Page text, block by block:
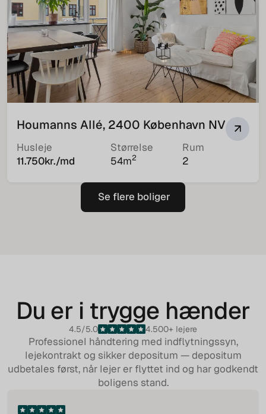
Houmanns Allé, 2400 København NV
Husleje
11.750kr./md
Størrelse
54m2
Rum
2
Se flere boliger
Se flere boliger
Du er i trygge hænder
4.5/5.0 4.500+ lejere
Professionel håndtering med indflytningssyn,
lejekontrakt og sikkerdepositum — depositum
udbetales først, når lejer er flyttet ind og har godkendt
boligens stand.